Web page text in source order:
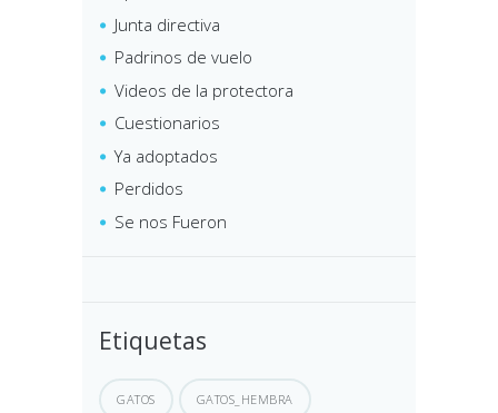
Junta directiva
Padrinos de vuelo
Videos de la protectora
Cuestionarios
Ya adoptados
Perdidos
Se nos Fueron
Etiquetas
GATOS GATOS_HEMBRA